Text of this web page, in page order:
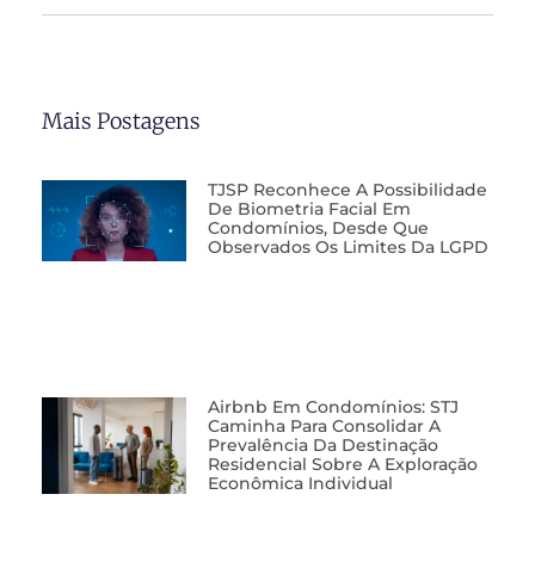
Mais Postagens
TJSP Reconhece A Possibilidade
De Biometria Facial Em
Condomínios, Desde Que
Observados Os Limites Da LGPD
Airbnb Em Condomínios: STJ
Caminha Para Consolidar A
Prevalência Da Destinação
Residencial Sobre A Exploração
Econômica Individual